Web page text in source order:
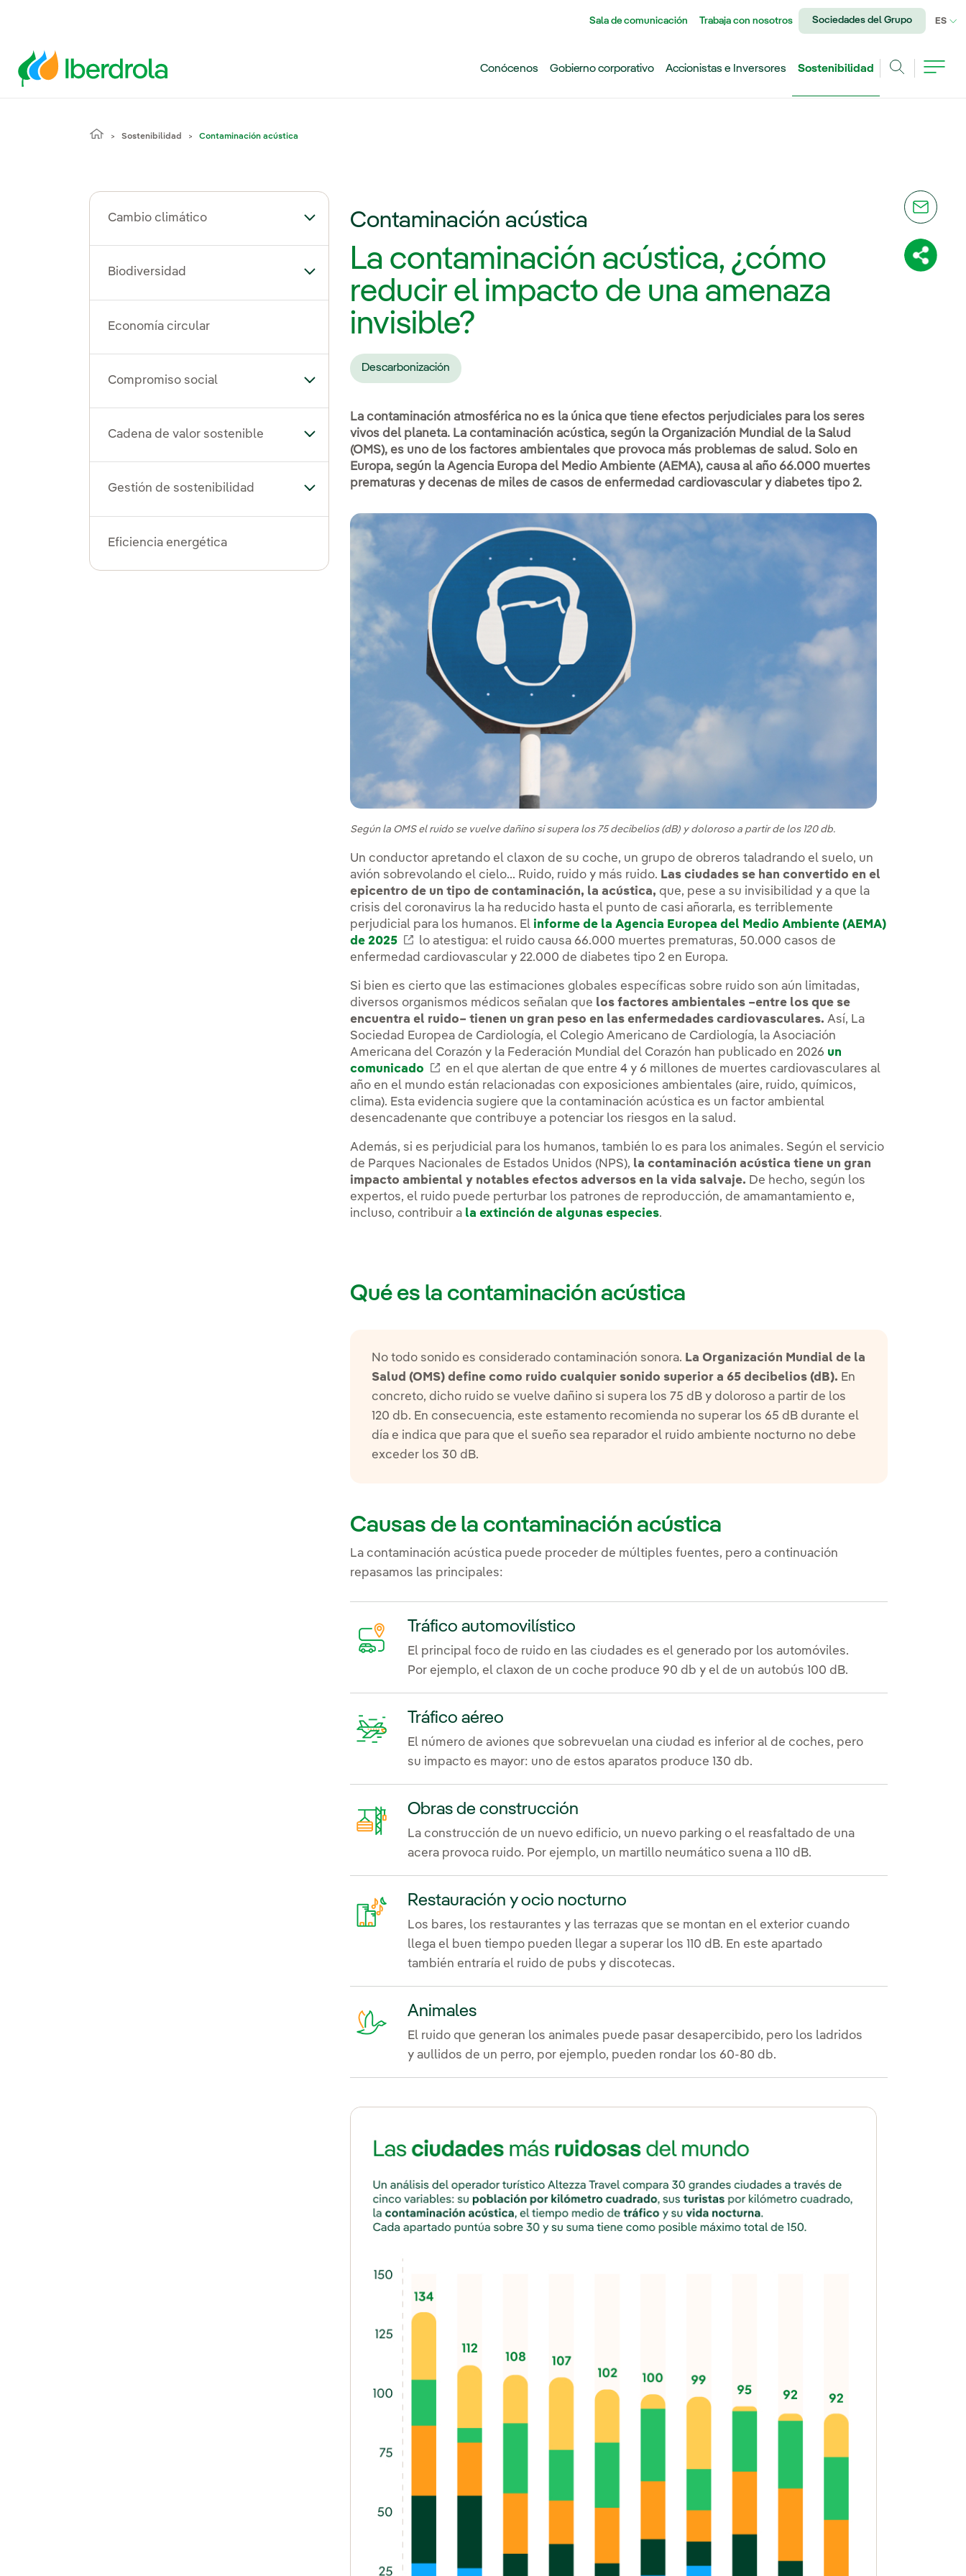
Sala de comunicación Trabaja con nosotros Sociedades del Grupo ES
Conócenos Gobierno corporativo Accionistas e Inversores
Sostenibilidad
Sostenibilidad Contaminación acústica
Cambio climático Alternar el submenú para Cambio climático
Biodiversidad Alternar el submenú para Biodiversidad
Economía circular
Compromiso social Alternar el submenú para Compromiso social
Cadena de valor sostenible Alternar el submenú para Cadena de valor sostenible
Gestión de sostenibilidad Alternar el submenú para Gestión de sostenibilidad
Eficiencia energética
Contaminación acústica
La contaminación acústica, ¿cómo
reducir el impacto de una amenaza
invisible?
Descarbonización
La contaminación atmosférica no es la única que tiene efectos perjudiciales para los seres
vivos del planeta. La contaminación acústica, según la Organización Mundial de la Salud
(OMS), es uno de los factores ambientales que provoca más problemas de salud. Solo en
Europa, según la Agencia Europa del Medio Ambiente (AEMA), causa al año 66.000 muertes
prematuras y decenas de miles de casos de enfermedad cardiovascular y diabetes tipo 2.
Según la OMS el ruido se vuelve dañino si supera los 75 decibelios (dB) y doloroso a partir de los 120 db.
Un conductor apretando el claxon de su coche, un grupo de obreros taladrando el suelo, un
avión sobrevolando el cielo... Ruido, ruido y más ruido. Las ciudades se han convertido en el
epicentro de un tipo de contaminación, la acústica, que, pese a su invisibilidad y a que la
crisis del coronavirus la ha reducido hasta el punto de casi añorarla, es terriblemente
perjudicial para los humanos. El informe de la Agencia Europea del Medio Ambiente (AEMA)
de 2025
Enlace externo, se abre en ventana nueva.
lo atestigua: el ruido causa 66.000 muertes prematuras, 50.000 casos de
enfermedad cardiovascular y 22.000 de diabetes tipo 2 en Europa.
Si bien es cierto que las estimaciones globales específicas sobre ruido son aún limitadas,
diversos organismos médicos señalan que los factores ambientales –entre los que se
encuentra el ruido– tienen un gran peso en las enfermedades cardiovasculares. Así, La
Sociedad Europea de Cardiología, el Colegio Americano de Cardiología, la Asociación
Americana del Corazón y la Federación Mundial del Corazón han publicado en 2026 un
comunicado
Enlace externo, se abre en ventana nueva.
en el que alertan de que entre 4 y 6 millones de muertes cardiovasculares al
año en el mundo están relacionadas con exposiciones ambientales (aire, ruido, químicos,
clima). Esta evidencia sugiere que la contaminación acústica es un factor ambiental
desencadenante que contribuye a potenciar los riesgos en la salud.
Además, si es perjudicial para los humanos, también lo es para los animales. Según el servicio
de Parques Nacionales de Estados Unidos (NPS), la contaminación acústica tiene un gran
impacto ambiental y notables efectos adversos en la vida salvaje. De hecho, según los
expertos, el ruido puede perturbar los patrones de reproducción, de amamantamiento e,
incluso, contribuir a la extinción de algunas especies.
Qué es la contaminación acústica
No todo sonido es considerado contaminación sonora. La Organización Mundial de la
Salud (OMS) define como ruido cualquier sonido superior a 65 decibelios (dB). En
concreto, dicho ruido se vuelve dañino si supera los 75 dB y doloroso a partir de los
120 db. En consecuencia, este estamento recomienda no superar los 65 dB durante el
día e indica que para que el sueño sea reparador el ruido ambiente nocturno no debe
exceder los 30 dB.
Causas de la contaminación acústica
La contaminación acústica puede proceder de múltiples fuentes, pero a continuación
repasamos las principales:
Tráfico automovilístico
El principal foco de ruido en las ciudades es el generado por los automóviles.
Por ejemplo, el claxon de un coche produce 90 db y el de un autobús 100 dB.
Tráfico aéreo
El número de aviones que sobrevuelan una ciudad es inferior al de coches, pero
su impacto es mayor: uno de estos aparatos produce 130 db.
Obras de construcción
La construcción de un nuevo edificio, un nuevo parking o el reasfaltado de una
acera provoca ruido. Por ejemplo, un martillo neumático suena a 110 dB.
Restauración y ocio nocturno
Los bares, los restaurantes y las terrazas que se montan en el exterior cuando
llega el buen tiempo pueden llegar a superar los 110 dB. En este apartado
también entraría el ruido de pubs y discotecas.
Animales
El ruido que generan los animales puede pasar desapercibido, pero los ladridos
y aullidos de un perro, por ejemplo, pueden rondar los 60-80 db.